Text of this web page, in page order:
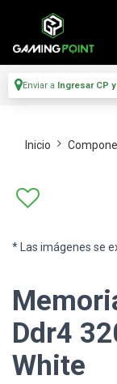
Enviar a Ingresar CP
Inicio
* Las imágenes se
Ddr4
White